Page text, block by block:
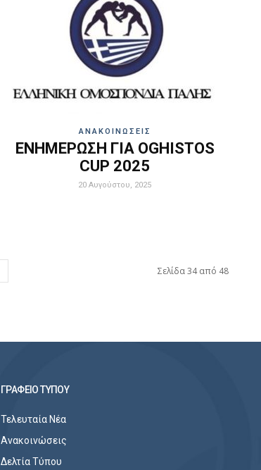
ΑΝΑΚΟΙΝΩΣΕΙΣ
ΕΝΗΜΕΡΩΣΗ ΓΙΑ OGHISTOS
CUP 2025
20 Αυγούστου, 2025
Σελίδα 34 από 48
ΓΡΑΦΕΙΟ ΤΥΠΟΥ
Τελευταία Νέα
Ανακοινώσεις
Δελτία Τύπου